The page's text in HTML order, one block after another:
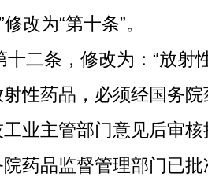
改为“第十条”。
十二条，修改为：“放射
性药品，必须经国务
业主管部门意见后审
药品监督管理部门已